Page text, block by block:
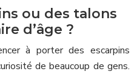
ou des talons
d’âge ?
à porter des escarpins
de beaucoup de gens.